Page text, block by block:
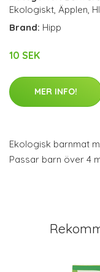
Ekologiskt, Äpplen,
Brand: Hipp
10 SEK
MER INFO!
Ekologisk barnmat
Passar barn över 4